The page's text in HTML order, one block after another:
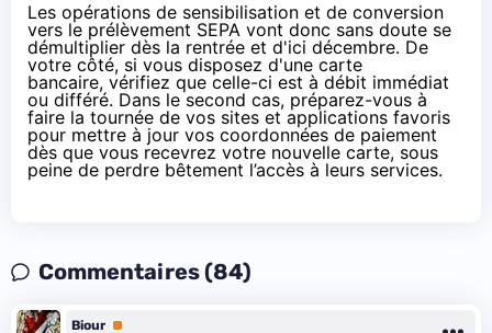
Les opérations de sensibilisation et de conversion
vers le prélèvement SEPA vont donc sans doute se
démultiplier dès la rentrée et d'ici décembre. De
votre côté, si vous disposez d'une carte
bancaire, vérifiez que celle-ci est à débit immédiat
ou différé. Dans le second cas, préparez-vous à
faire la tournée de vos sites et applications favoris
pour mettre à jour vos coordonnées de paiement
dès que vous recevrez votre nouvelle carte, sous
peine de perdre bêtement l’accès à leurs services.
Commentaires (84)
Biour Premium